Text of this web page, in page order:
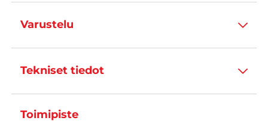
Varustelu
Tekniset tiedot
Toimipiste